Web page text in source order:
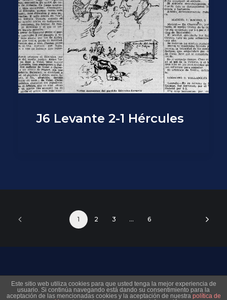
J6 Levante 2-1 Hércules
1 2 3 … 6
© 2026 Museo Virtual Levante UD. All rights reserved
Este sitio web utiliza cookies para que usted tenga la mejor experiencia de
usuario. Si continúa navegando está dando su consentimiento para la
aceptación de las mencionadas cookies y la aceptación de nuestra política de